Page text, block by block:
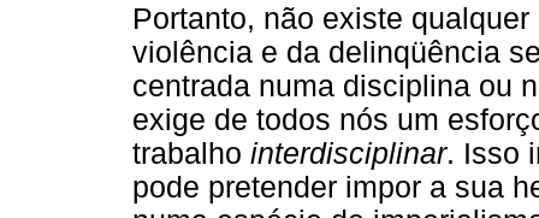
Portanto, não existe
violência e da delinqüência
centrada numa disciplina ou
exige de todos nós um
trabalho interdisciplinar. Isso
pode pretender impor a sua